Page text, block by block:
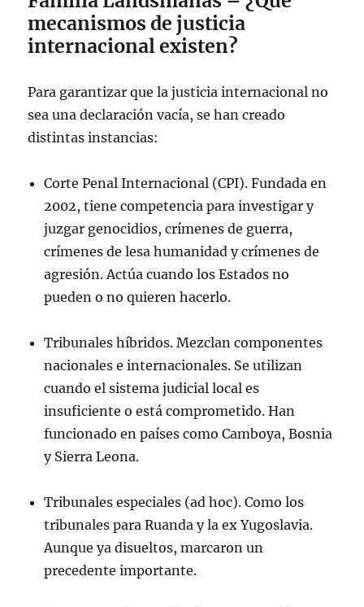
mecanismos de justicia
internacional existen?
Para garantizar que la justicia internacional no
sea una declaración vacía, se han creado
distintas instancias:
Corte Penal Internacional (CPI). Fundada en
2002, tiene competencia para investigar y
juzgar genocidios, crímenes de guerra,
crímenes de lesa humanidad y crímenes de
agresión. Actúa cuando los Estados no
pueden o no quieren hacerlo.
Tribunales híbridos. Mezclan componentes
nacionales e internacionales. Se utilizan
cuando el sistema judicial local es
insuficiente o está comprometido. Han
funcionado en países como Camboya, Bosnia
y Sierra Leona.
Tribunales especiales (ad hoc). Como los
tribunales para Ruanda y la ex Yugoslavia.
Aunque ya disueltos, marcaron un
precedente importante.